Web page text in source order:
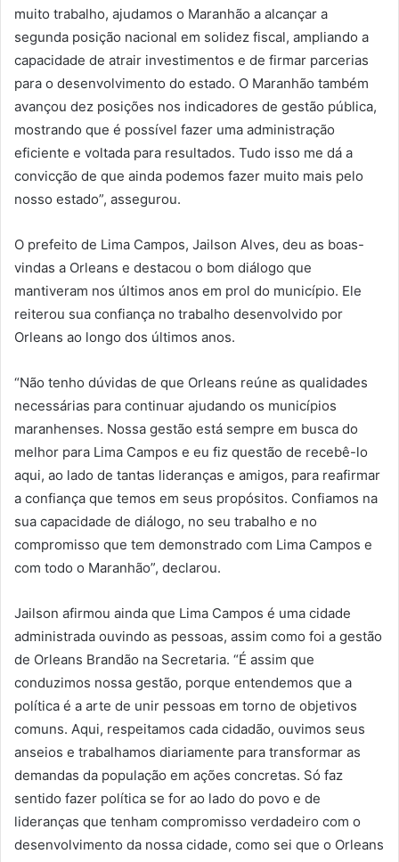
muito trabalho, ajudamos o Maranhão a alcançar a
segunda posição nacional em solidez fiscal, ampliando a
capacidade de atrair investimentos e de firmar parcerias
para o desenvolvimento do estado. O Maranhão também
avançou dez posições nos indicadores de gestão pública,
mostrando que é possível fazer uma administração
eficiente e voltada para resultados. Tudo isso me dá a
convicção de que ainda podemos fazer muito mais pelo
nosso estado”, assegurou.
O prefeito de Lima Campos, Jailson Alves, deu as boas-
vindas a Orleans e destacou o bom diálogo que
mantiveram nos últimos anos em prol do município. Ele
reiterou sua confiança no trabalho desenvolvido por
Orleans ao longo dos últimos anos.
“Não tenho dúvidas de que Orleans reúne as qualidades
necessárias para continuar ajudando os municípios
maranhenses. Nossa gestão está sempre em busca do
melhor para Lima Campos e eu fiz questão de recebê-lo
aqui, ao lado de tantas lideranças e amigos, para reafirmar
a confiança que temos em seus propósitos. Confiamos na
sua capacidade de diálogo, no seu trabalho e no
compromisso que tem demonstrado com Lima Campos e
com todo o Maranhão”, declarou.
Jailson afirmou ainda que Lima Campos é uma cidade
administrada ouvindo as pessoas, assim como foi a gestão
de Orleans Brandão na Secretaria. “É assim que
conduzimos nossa gestão, porque entendemos que a
política é a arte de unir pessoas em torno de objetivos
comuns. Aqui, respeitamos cada cidadão, ouvimos seus
anseios e trabalhamos diariamente para transformar as
demandas da população em ações concretas. Só faz
sentido fazer política se for ao lado do povo e de
lideranças que tenham compromisso verdadeiro com o
desenvolvimento da nossa cidade, como sei que o Orleans